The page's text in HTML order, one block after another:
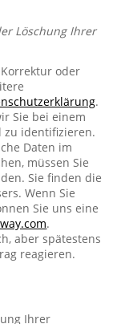
Löschung Ihrer
oder
.
Sie bei einem
zu identifizieren.
Daten im
müssen Sie
Sie finden die
Wenn Sie
Sie uns eine
.
aber spätestens
reagieren.
Ihrer